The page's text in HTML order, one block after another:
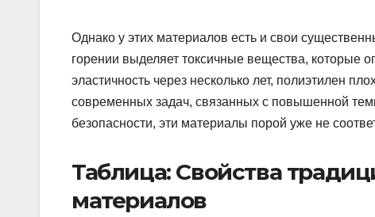
Однако у этих материалов есть и свои
горении выделяет токсичные вещества, которые
эластичность через несколько лет, полиэтилен
современных задач, связанных с повышенной
безопасности, эти материалы порой уже не
Таблица: Свойства
материалов